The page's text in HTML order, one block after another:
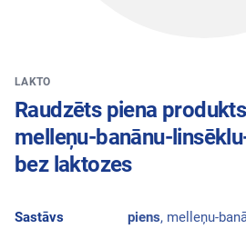
LAKTO
Raudzēts piena
melleņu-banānu-
bez laktozes
Sastāvs piens, melleņu-